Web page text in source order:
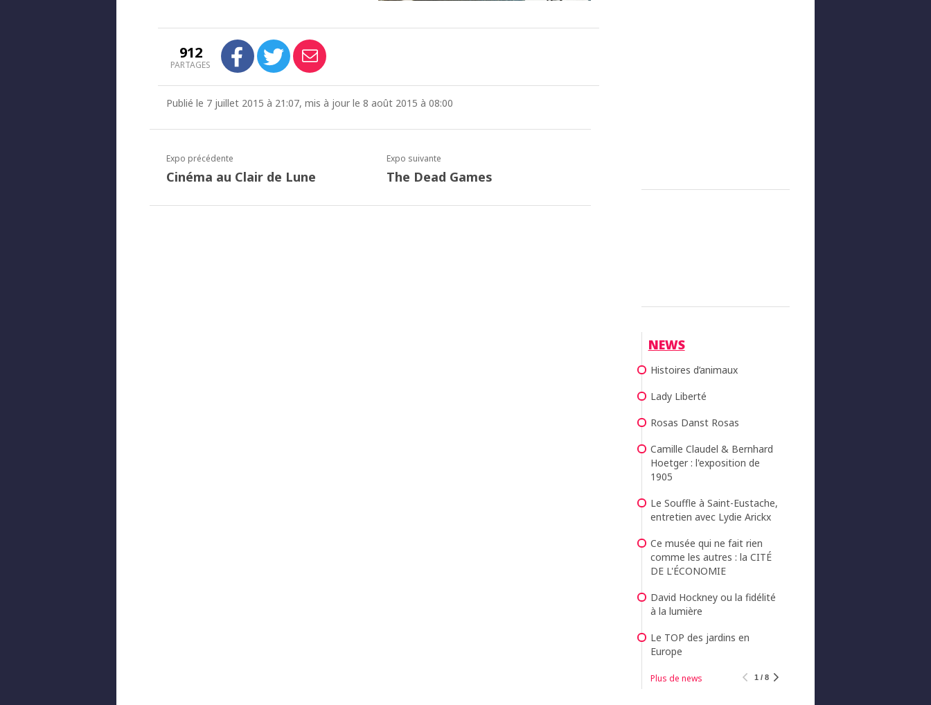
912
PARTAGES
Publié le 7 juillet 2015 à 21:07, mis à jour le 8 août 2015 à 08:00
Expo précédente
Cinéma au Clair de Lune
Expo suivante
The Dead Games
NEWS
Histoires d’animaux
Lady Liberté
Rosas Danst Rosas
Camille Claudel & Bernhard
Hoetger : l'exposition de
1905
Le Souffle à Saint-Eustache,
entretien avec Lydie Arickx
Ce musée qui ne fait rien
comme les autres : la CITÉ
DE L'ÉCONOMIE
David Hockney ou la fidélité
à la lumière
Le TOP des jardins en
Europe
Plus de news 1 / 8